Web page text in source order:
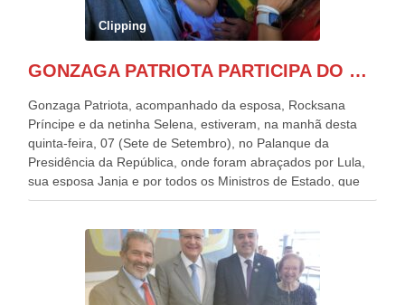
Clipping
GONZAGA PATRIOTA PARTICIPA DO DESFILE DA INDEPENDÊNCIA NO PALANQUE DA PRESIDÊNCIA DA REPÚBLICA E É ABRAÇADO POR LULA E POR GERALDO ALCKMIN.
Gonzaga Patriota, acompanhado da esposa, Rocksana
Príncipe e da netinha Selena, estiveram, na manhã desta
quinta-feira, 07 (Sete de Setembro), no Palanque da
Presidência da República, onde foram abraçados por Lula,
sua esposa Janja e por todos os Ministros de Estado, que
estavam presentes, nos Desfiles da Independência da
outros desfiles, na Esplanada dos Ministérios, disse ter sido
o deste ano, o maior e o mais organizado de todos. “Há
quatro décadas, como Patriota até no nome, participo
anualmente dos desfiles de Sete de Setembro, na